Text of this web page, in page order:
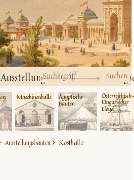
Ausstellungsbauten
Ausstellungsbauten Kosthalle